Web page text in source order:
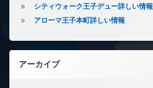
無
レ
ベ
ー
シティウォーク王子デュー詳しい情報
アローマ王子本町詳しい情報
アーカイブ